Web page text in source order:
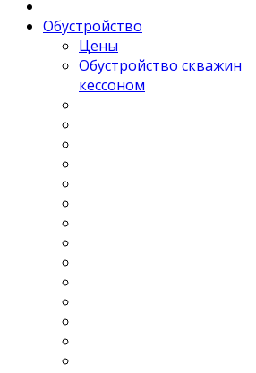
Обустройство
Цены
Обустройство скважин
кессоном